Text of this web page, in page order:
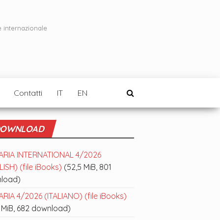
internazionale
Contatti IT EN
INTERNATIONAL 4/2026
(file iBooks) (52,5 MiB, 801
4/2026 (ITALIANO) (file iBooks)
682 download)